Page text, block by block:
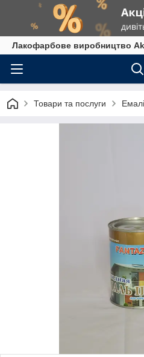
Лакофарбове виробництво
Товари та послуги